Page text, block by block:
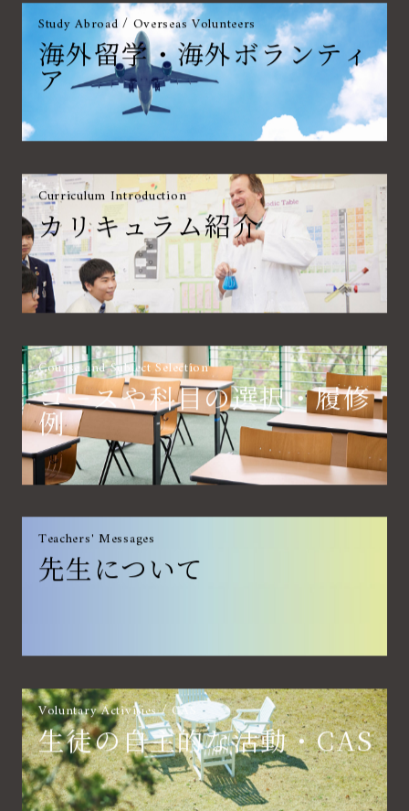
Study Abroad / Overseas Volunteers
海外留学・海外ボランティ
ア
Curriculum Introduction
カリキュラム紹介
Course and Subject Selection
コースや科目の選択・履修
例
Teachers' Messages
先生について
Voluntary Activities / CAS
生徒の自主的な活動・CAS